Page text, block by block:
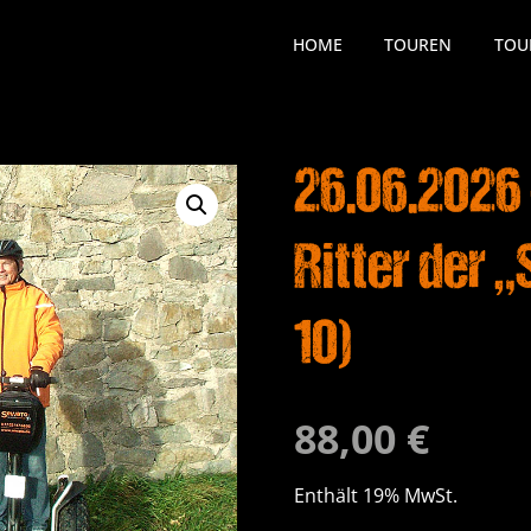
HOME TOUREN
26.06.2026
Ritter der
10)
88,00 €
Enthält 19% MwSt.